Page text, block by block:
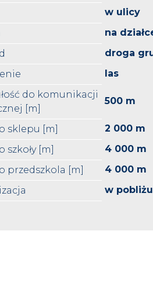
w ulicy
na
droga
las
do komunikacji
[m]
500 m
sklepu [m]
2 000 m
szkoły [m]
4 000 m
przedszkola [m]
4 000 m
w pobliżu